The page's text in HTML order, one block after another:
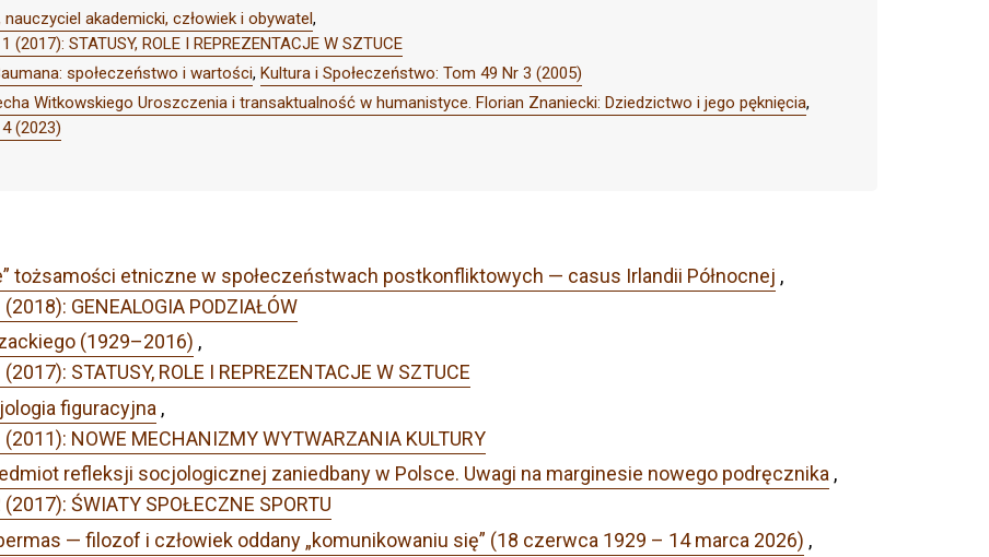
akademicki, człowiek i obywatel,
STATUSY, ROLE I REPREZENTACJE W SZTUCE
społeczeństwo i wartości, Kultura i Społeczeństwo: Tom 49 Nr 3 (2005)
Witkowskiego Uroszczenia i transaktualność w humanistyce. Florian Znaniecki: Dziedzictwo i jego pęknięcia,
(2023)
tożsamości etniczne w społeczeństwach postkonfliktowych — casus Irlandii Północnej ,
GENEALOGIA PODZIAŁÓW
(1929–2016) ,
STATUSY, ROLE I REPREZENTACJE W SZTUCE
figuracyjna ,
NOWE MECHANIZMY WYTWARZANIA KULTURY
refleksji socjologicznej zaniedbany w Polsce. Uwagi na marginesie nowego podręcznika ,
ŚWIATY SPOŁECZNE SPORTU
— filozof i człowiek oddany „komunikowaniu się” (18 czerwca 1929 – 14 marca 2026) ,